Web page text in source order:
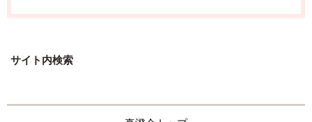
サイト内検索